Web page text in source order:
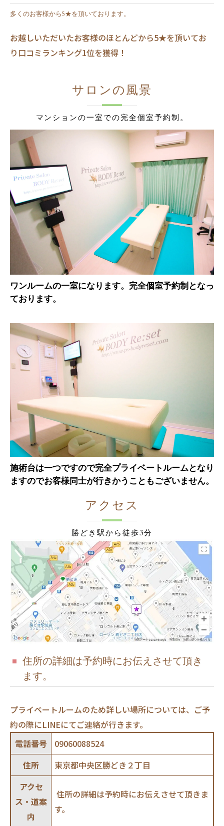
多くのお客様から5★を頂いております。
お越しいただいたお客様のほとんどから5★を頂いてお
り口コミランキング1位を獲得！
マンションの一室での完全個室予約制。
サロンの風景
ワンルームの一室になります。完全個室予約制となっ
ております。
施術台は一つですので完全プライベートルームとなり
ますのでお客様同士が行きかうこともございません。
勝どき駅から徒歩3分
アクセス
住所の詳細は予約時にお伝えさせて頂き
ます。
プライベートルームのため詳しい場所については、ご予
約の際にLINEにてご連絡が行きます。
電話番号
09060088524
住所
東京都中央区勝どき２丁目
アクセ
ス・道案
内
住所の詳細は予約時にお伝えさせて頂きま
す。